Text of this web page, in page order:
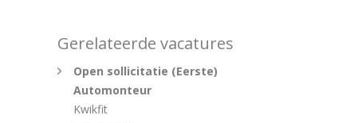
Gerelateerde vacatures
Open sollicitatie (Eerste)
Automonteur
Kwikfit